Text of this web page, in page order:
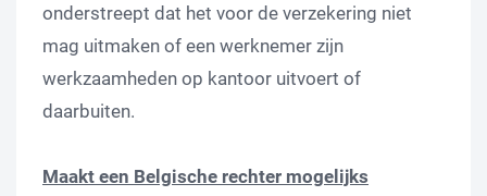
onderstreept dat het voor de verzekering niet
mag uitmaken of een werknemer zijn
werkzaamheden op kantoor uitvoert of
daarbuiten.
Maakt een Belgische rechter mogelijks